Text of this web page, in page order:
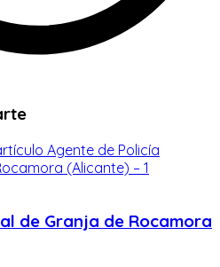
de Granja de Rocamora